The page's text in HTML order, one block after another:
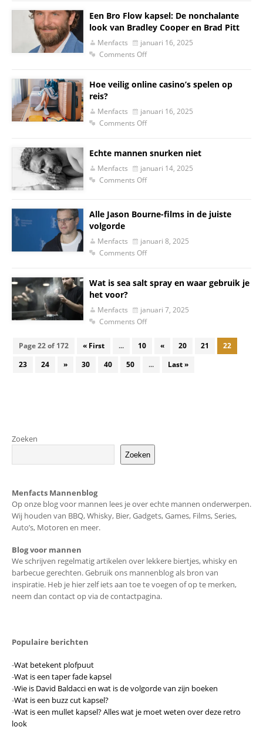
Een Bro Flow kapsel: De nonchalante
look van Bradley Cooper en Brad Pitt
Menfacts
januari 16, 2025
Comments Off
Hoe veilig online casino’s spelen op
reis?
Menfacts
januari 16, 2025
Comments Off
Echte mannen snurken niet
Menfacts
januari 14, 2025
Comments Off
Alle Jason Bourne-films in de juiste
volgorde
Menfacts
januari 8, 2025
Comments Off
Wat is sea salt spray en waar gebruik je
het voor?
Menfacts
januari 7, 2025
Comments Off
Page 22 of 172 « First ... 10 « 20 21
22
23
24 » 30 40 50 ... Last »
Zoeken
Zoeken
Menfacts Mannenblog
Op onze blog voor mannen lees je over echte mannen onderwerpen.
Wij houden van BBQ, Whisky, Bier, Gadgets, Games, Films, Series,
Auto’s, Motoren en meer.
Blog voor mannen
We schrijven regelmatig artikelen over lekkere biertjes, whisky en
barbecue gerechten. Gebruik ons mannenblog als bron van
inspiratie. Heb je hier zelf iets aan toe te voegen of op te merken,
neem dan contact op via de contactpagina.
Populaire berichten
-Wat betekent plofpuut
-Wat is een taper fade kapsel
-Wie is David Baldacci en wat is de volgorde van zijn boeken
-Wat is een buzz cut kapsel?
-Wat is een mullet kapsel? Alles wat je moet weten over deze retro
look